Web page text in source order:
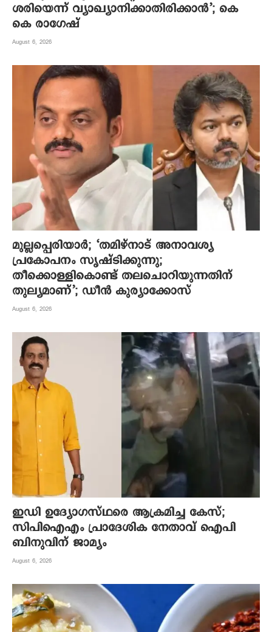
ശരിയെന്ന് വ്യാഖ്യാനിക്കാതിരിക്കാൻ’; കെ
കെ രാഗേഷ്
August 6, 2026
മുല്ലപ്പെരിയാര്‍; ‘തമിഴ്നാട് അനാവശ്യ
പ്രകോപനം സൃഷ്ടിക്കുന്നു;
തീക്കൊള്ളികൊണ്ട് തലചൊറിയുന്നതിന്
തുല്യമാണ്’; ഡീന്‍ കുര്യാക്കോസ്
August 6, 2026
ഇഡി ഉദ്യോഗസ്ഥരെ ആക്രമിച്ച കേസ്;
സിപിഐഎം പ്രാദേശിക നേതാവ് ഐപി
ബിനുവിന് ജാമ്യം
August 6, 2026